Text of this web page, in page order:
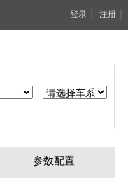
登录 注册
参数配置